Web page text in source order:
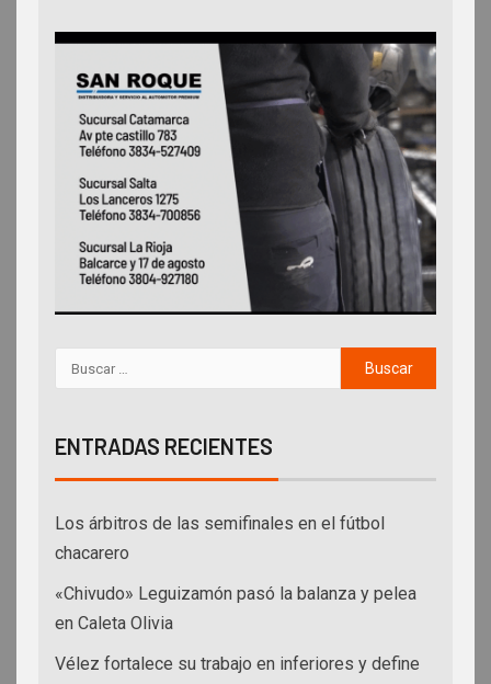
ENTRADAS RECIENTES
Los árbitros de las semifinales en el fútbol
chacarero
«Chivudo» Leguizamón pasó la balanza y pelea
en Caleta Olivia
Vélez fortalece su trabajo en inferiores y define